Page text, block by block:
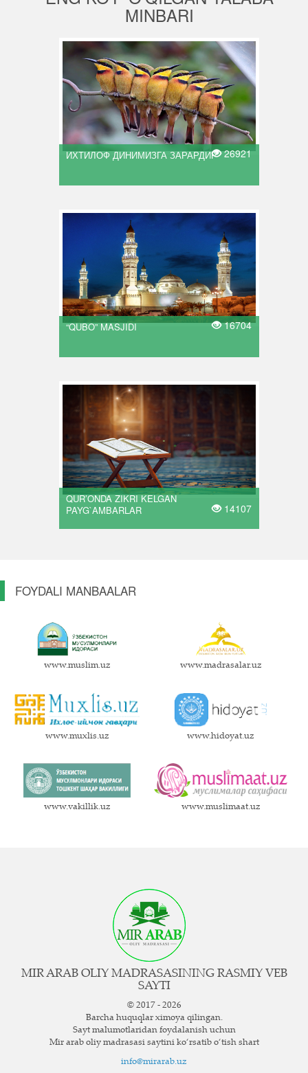
MINBARI
ИХТИЛОФ ДИНИМИЗГА ЗАРАРДИР 26921
“QUBO” MASJIDI 16704
QUR’ONDA ZIKRI KELGAN
PAYG`AMBARLAR
14107
FOYDALI MANBAALAR
www.muslim.uz www.madrasalar.uz
www.muxlis.uz www.hidoyat.uz
www.vakillik.uz www.muslimaat.uz
MIR ARAB OLIY MADRASASINING RASMIY VEB
SAYTI
© 2017 - 2026
Barcha huquqlar ximoya qilingan.
Sayt ma`lumotlaridan foydalanish uchun
Mir arab oliy madrasasi saytini ko‘rsatib o‘tish shart
info@mirarab.uz